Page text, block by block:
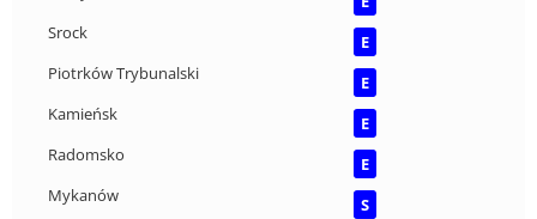
Srock
E
Piotrków Trybunalski
E
Kamieńsk
E
Radomsko
E
Mykanów
S